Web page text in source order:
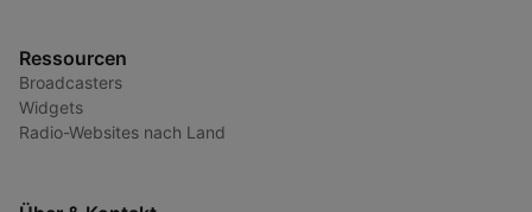
Ressourcen
Broadcasters
Widgets
Radio-Websites nach Land